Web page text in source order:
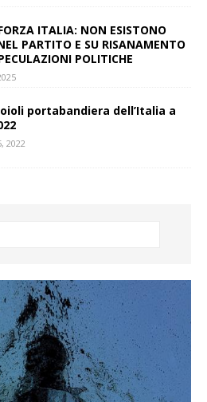
ITALIA: NON ESISTONO
PARTITO E SU RISANAMENTO
POLITICHE
portabandiera dell’Italia a
2022